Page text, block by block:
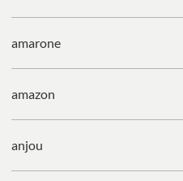
amarone
amazon
anjou